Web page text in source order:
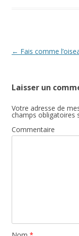
Navigation
← Fais comme
Laisser un
Votre adresse de
champs obligatoires
Commentaire